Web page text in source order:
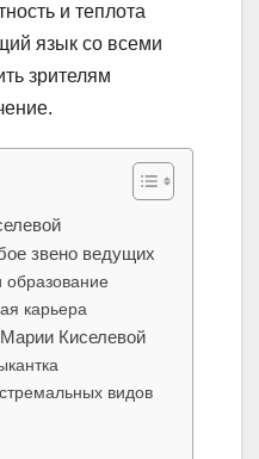
и теплота
язык со всеми
зрителям
звено ведущих
карьера
Киселевой
видов